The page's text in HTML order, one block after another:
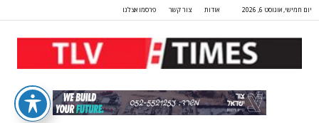
יום חמישי, אוגוסט 6, 2026 אודות צור קשר פרסמו אצלנו